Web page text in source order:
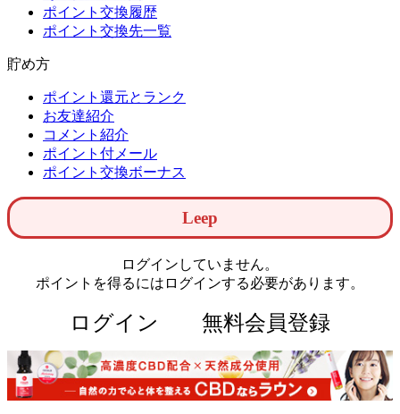
ポイント交換履歴
ポイント交換先一覧
貯め方
ポイント還元とランク
お友達紹介
コメント紹介
ポイント付メール
ポイント交換ボーナス
Leep
ログインしていません。
ポイントを得るにはログインする必要があります。
ログイン 無料会員登録